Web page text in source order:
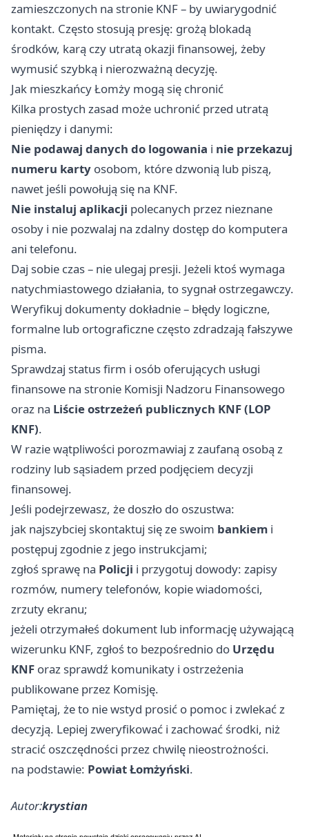
zamieszczonych na stronie KNF – by uwiarygodnić
kontakt. Często stosują presję: grożą blokadą
środków, karą czy utratą okazji finansowej, żeby
wymusić szybką i nierozważną decyzję.
Jak mieszkańcy Łomży mogą się chronić
Kilka prostych zasad może uchronić przed utratą
pieniędzy i danymi:
Nie podawaj danych do logowania i nie przekazuj
numeru karty osobom, które dzwonią lub piszą,
nawet jeśli powołują się na KNF.
Nie instaluj aplikacji polecanych przez nieznane
osoby i nie pozwalaj na zdalny dostęp do komputera
ani telefonu.
Daj sobie czas – nie ulegaj presji. Jeżeli ktoś wymaga
natychmiastowego działania, to sygnał ostrzegawczy.
Weryfikuj dokumenty dokładnie – błędy logiczne,
formalne lub ortograficzne często zdradzają fałszywe
pisma.
Sprawdzaj status firm i osób oferujących usługi
finansowe na stronie Komisji Nadzoru Finansowego
oraz na Liście ostrzeżeń publicznych KNF (LOP
KNF).
W razie wątpliwości porozmawiaj z zaufaną osobą z
rodziny lub sąsiadem przed podjęciem decyzji
finansowej.
Jeśli podejrzewasz, że doszło do oszustwa:
jak najszybciej skontaktuj się ze swoim bankiem i
postępuj zgodnie z jego instrukcjami;
zgłoś sprawę na Policji i przygotuj dowody: zapisy
rozmów, numery telefonów, kopie wiadomości,
zrzuty ekranu;
jeżeli otrzymałeś dokument lub informację używającą
wizerunku KNF, zgłoś to bezpośrednio do Urzędu
KNF oraz sprawdź komunikaty i ostrzeżenia
publikowane przez Komisję.
Pamiętaj, że to nie wstyd prosić o pomoc i zwlekać z
decyzją. Lepiej zweryfikować i zachować środki, niż
stracić oszczędności przez chwilę nieostrożności.
na podstawie: Powiat Łomżyński.
Autor:krystian